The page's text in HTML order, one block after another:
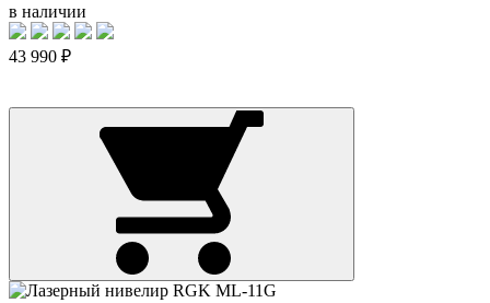
в наличии
43 990 ₽